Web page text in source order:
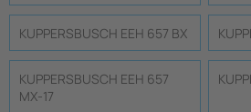
KUPPERSBUSCH EEH 657 BX
KUPPERSBUSCH EEH 657
MX-17